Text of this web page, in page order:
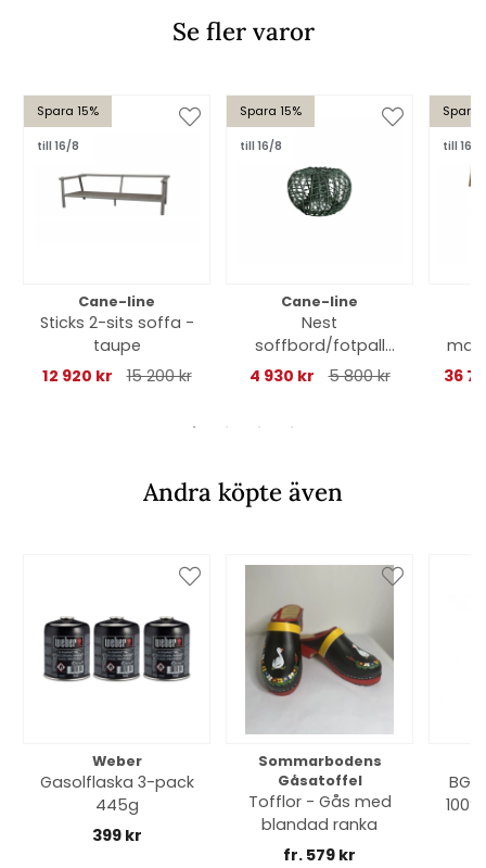
Se fler varor
Spara 15%
till 16/8
Cane-line
Sticks 2-sits soffa -
taupe
12 920 kr
15 200 kr
Spara 15%
till 16/8
Cane-line
Nest
soffbord/fotpall
liten - dark green
4 930 kr 5 800 kr
Spara
till 16/8
e
36
Andra köpte även
Weber
Gasolflaska 3-pack
445g
399 kr
Sommarbodens
Gåsatoffel
Tofflor - Gås med
blandad ranka
fr. 579 kr